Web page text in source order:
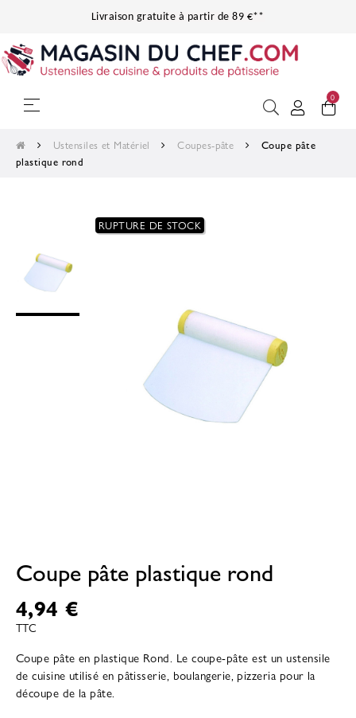
Livraison gratuite à partir de 89 €**
Basculer la navigation
☰ 0
Ustensiles et Matériel Coupes-pâte
Coupe pâte
plastique rond
RUPTURE DE STOCK
Coupe pâte plastique rond
4,94 €
TTC
Coupe pâte en plastique Rond. Le coupe-pâte est un ustensile
de cuisine utilisé en pâtisserie, boulangerie, pizzeria pour la
découpe de la pâte.